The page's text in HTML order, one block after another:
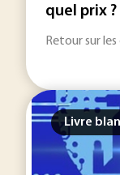
quel prix ?
Retour sur
Livre